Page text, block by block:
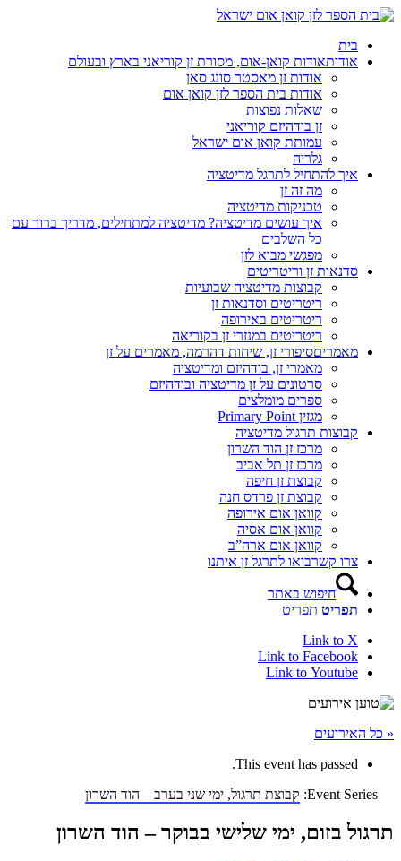
בית
אודותאודות קואן-אום, מסורת זן קוריאני בארץ ובעולם
אודות זן מאסטר סונג סאן
אודות בית הספר לזן קואן אום
שאלות נפוצות
זן בודהיזם קוריאני
עמותת קואן אום ישראל
גלריה
איך להתחיל לתרגל מדיטציה
מה זה זן
טכניקות מדיטציה
איך עושים מדיטציה? מדיטציה למתחילים, מדריך ברור עם
כל השלבים
מפגשי מבוא לזן
סדנאות זן וריטריטים
קבוצות מדיטציה שבועיות
ריטריטים וסדנאות זן
ריטריטים באירופה
ריטריטים במנזרי זן בקוריאה
מאמריםסיפורי זן, שיחות דהרמה, מאמרים על זן
מאמרי זן, בודהיזם ומדיטציה
סרטונים על זן מדיטציה ובודהיזם
ספרים מומלצים
מגזין Primary Point
קבוצות תרגול מדיטציה
מרכז זן הוד השרון
מרכז זן תל אביב
קבוצת זן חיפה
קבוצת זן פרדס חנה
קוואן אום אירופה
קוואן אום אסיה
קוואן אום ארה”ב
צרו קשרבואו לתרגל זן איתנו
חיפוש באתר
תפריט תפריט
Link to X
Link to Facebook
Link to Youtube
« כל האירועים
This event has passed.
Event Series: קבוצת תרגול, ימי שני בערב – הוד השרון
תרגול בזום, ימי שלישי בבוקר – הוד השרון